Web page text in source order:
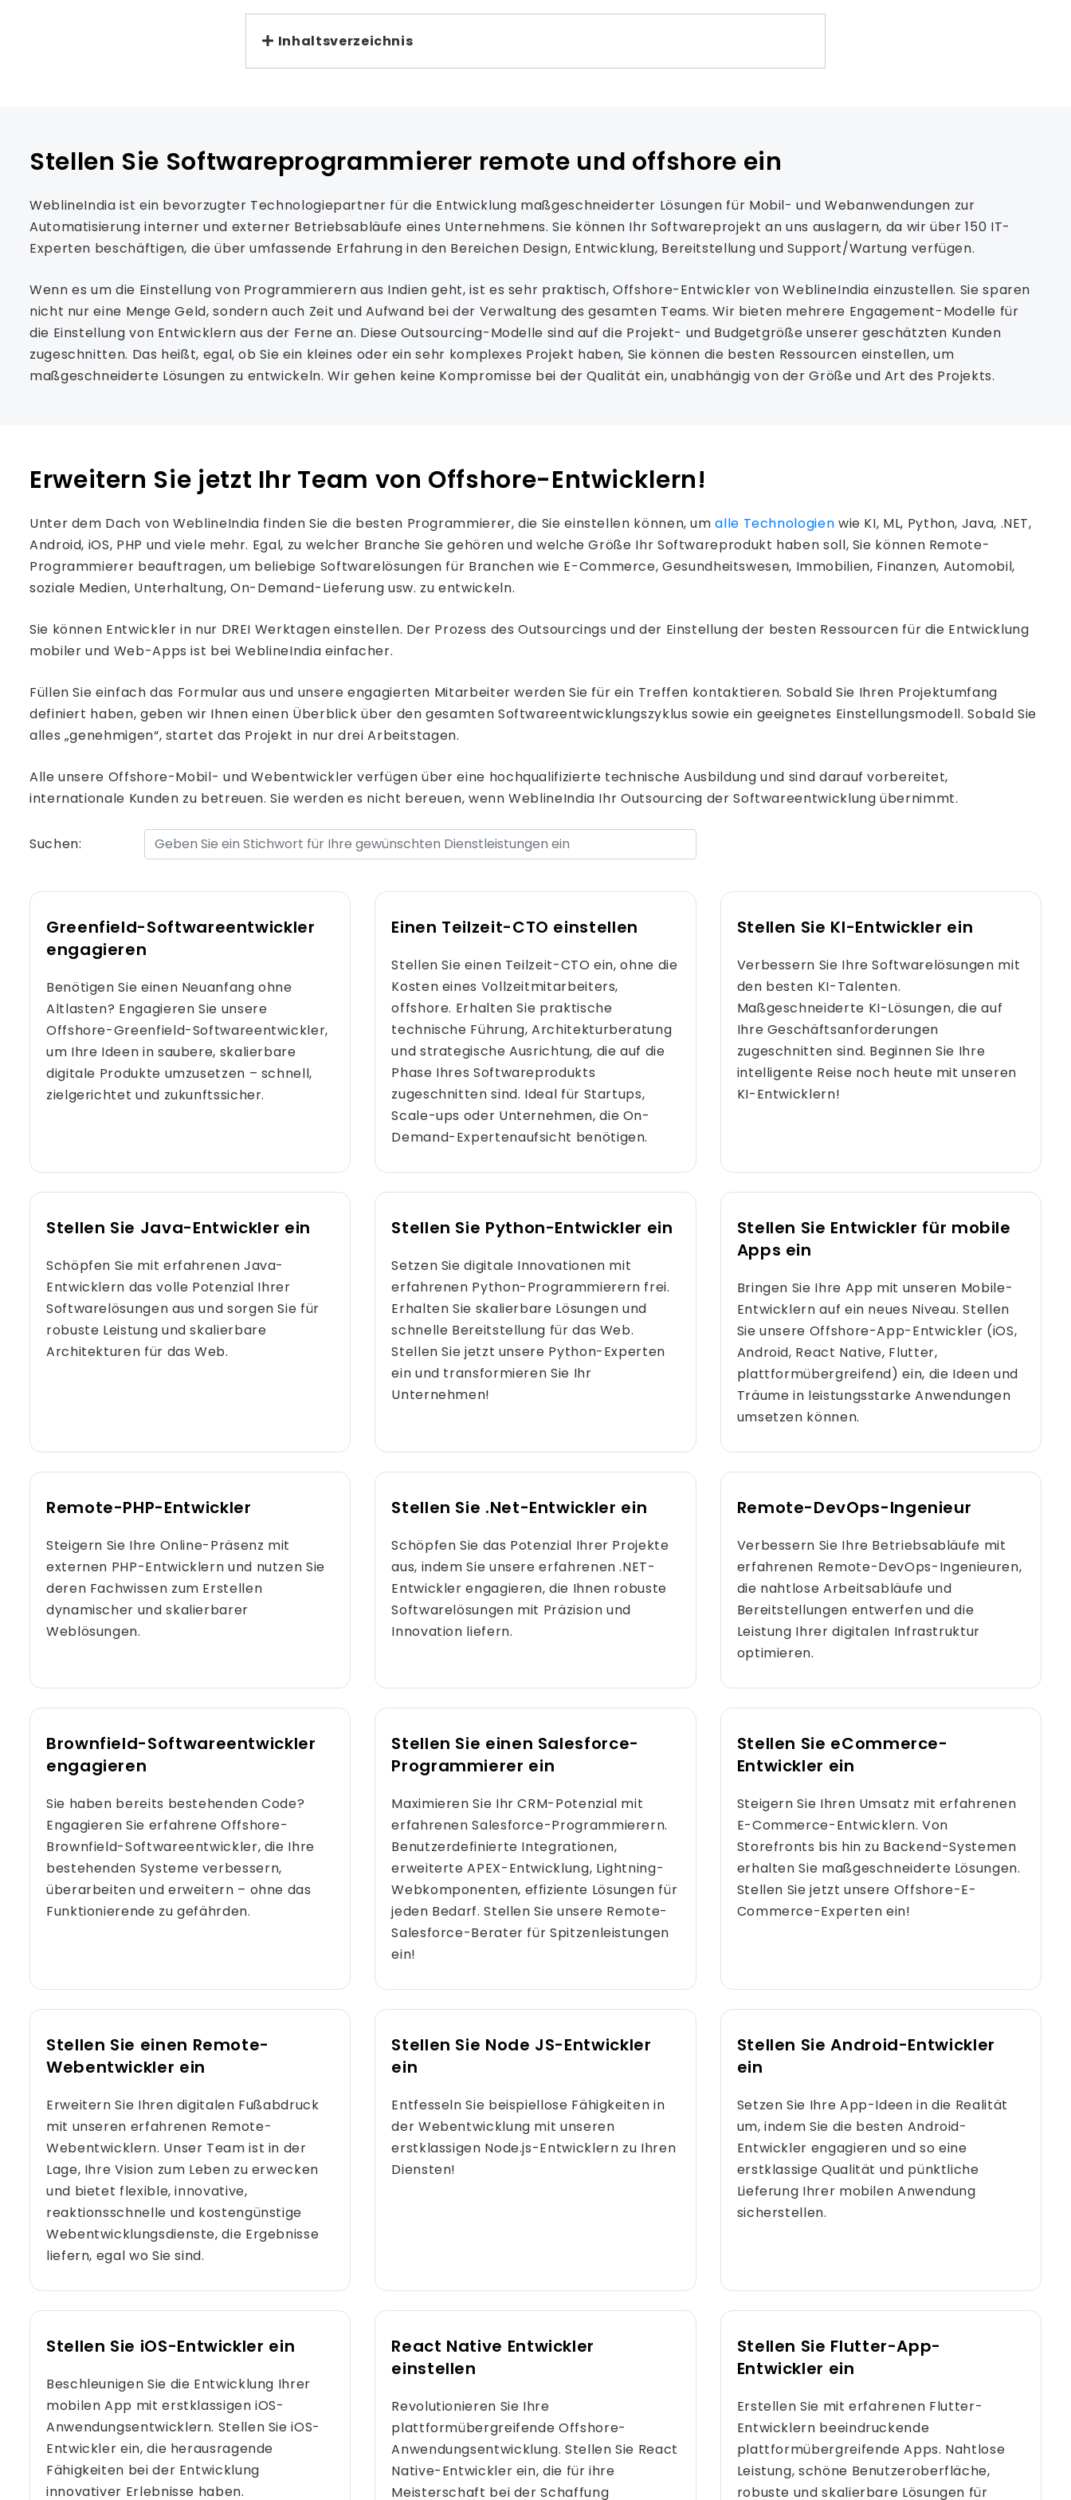
Inhaltsverzeichnis
Stellen Sie Softwareprogrammierer remote und offshore ein
WeblineIndia ist ein bevorzugter Technologiepartner für die Entwicklung maßgeschneiderter Lösungen für Mobil- und Webanwendungen zur
Automatisierung interner und externer Betriebsabläufe eines Unternehmens. Sie können Ihr Softwareprojekt an uns auslagern, da wir über 150 IT-
Experten beschäftigen, die über umfassende Erfahrung in den Bereichen Design, Entwicklung, Bereitstellung und Support/Wartung verfügen.
Wenn es um die Einstellung von Programmierern aus Indien geht, ist es sehr praktisch, Offshore-Entwickler von WeblineIndia einzustellen. Sie sparen
nicht nur eine Menge Geld, sondern auch Zeit und Aufwand bei der Verwaltung des gesamten Teams. Wir bieten mehrere Engagement-Modelle für
die Einstellung von Entwicklern aus der Ferne an. Diese Outsourcing-Modelle sind auf die Projekt- und Budgetgröße unserer geschätzten Kunden
zugeschnitten. Das heißt, egal, ob Sie ein kleines oder ein sehr komplexes Projekt haben, Sie können die besten Ressourcen einstellen, um
maßgeschneiderte Lösungen zu entwickeln. Wir gehen keine Kompromisse bei der Qualität ein, unabhängig von der Größe und Art des Projekts.
Erweitern Sie jetzt Ihr Team von Offshore-Entwicklern!
Unter dem Dach von WeblineIndia finden Sie die besten Programmierer, die Sie einstellen können, umalle Technologien wie KI, ML, Python, Java, .NET,
Android, iOS, PHP und viele mehr. Egal, zu welcher Branche Sie gehören und welche Größe Ihr Softwareprodukt haben soll, Sie können Remote-
Programmierer beauftragen, um beliebige Softwarelösungen für Branchen wie E-Commerce, Gesundheitswesen, Immobilien, Finanzen, Automobil,
soziale Medien, Unterhaltung, On-Demand-Lieferung usw. zu entwickeln.
Sie können Entwickler in nur DREI Werktagen einstellen. Der Prozess des Outsourcings und der Einstellung der besten Ressourcen für die Entwicklung
mobiler und Web-Apps ist bei WeblineIndia einfacher.
Füllen Sie einfach das Formular aus und unsere engagierten Mitarbeiter werden Sie für ein Treffen kontaktieren. Sobald Sie Ihren Projektumfang
definiert haben, geben wir Ihnen einen Überblick über den gesamten Softwareentwicklungszyklus sowie ein geeignetes Einstellungsmodell. Sobald Sie
alles „genehmigen“, startet das Projekt in nur drei Arbeitstagen.
Alle unsere Offshore-Mobil- und Webentwickler verfügen über eine hochqualifizierte technische Ausbildung und sind darauf vorbereitet,
internationale Kunden zu betreuen. Sie werden es nicht bereuen, wenn WeblineIndia Ihr Outsourcing der Softwareentwicklung übernimmt.
Suchen:
Greenfield-Softwareentwickler
engagieren
Benötigen Sie einen Neuanfang ohne
Altlasten? Engagieren Sie unsere
Offshore-Greenfield-Softwareentwickler,
um Ihre Ideen in saubere, skalierbare
digitale Produkte umzusetzen – schnell,
zielgerichtet und zukunftssicher.
Einen Teilzeit-CTO einstellen
Stellen Sie einen Teilzeit-CTO ein, ohne die
Kosten eines Vollzeitmitarbeiters,
offshore. Erhalten Sie praktische
technische Führung, Architekturberatung
und strategische Ausrichtung, die auf die
Phase Ihres Softwareprodukts
zugeschnitten sind. Ideal für Startups,
Scale-ups oder Unternehmen, die On-
Demand-Expertenaufsicht benötigen.
Stellen Sie KI-Entwickler ein
Verbessern Sie Ihre Softwarelösungen mit
den besten KI-Talenten.
Maßgeschneiderte KI-Lösungen, die auf
Ihre Geschäftsanforderungen
zugeschnitten sind. Beginnen Sie Ihre
intelligente Reise noch heute mit unseren
KI-Entwicklern!
Stellen Sie Java-Entwickler ein
Schöpfen Sie mit erfahrenen Java-
Entwicklern das volle Potenzial Ihrer
Softwarelösungen aus und sorgen Sie für
robuste Leistung und skalierbare
Architekturen für das Web.
Stellen Sie Python-Entwickler ein
Setzen Sie digitale Innovationen mit
erfahrenen Python-Programmierern frei.
Erhalten Sie skalierbare Lösungen und
schnelle Bereitstellung für das Web.
Stellen Sie jetzt unsere Python-Experten
ein und transformieren Sie Ihr
Unternehmen!
Stellen Sie Entwickler für mobile
Apps ein
Bringen Sie Ihre App mit unseren Mobile-
Entwicklern auf ein neues Niveau. Stellen
Sie unsere Offshore-App-Entwickler (iOS,
Android, React Native, Flutter,
plattformübergreifend) ein, die Ideen und
Träume in leistungsstarke Anwendungen
umsetzen können.
Remote-PHP-Entwickler
Steigern Sie Ihre Online-Präsenz mit
externen PHP-Entwicklern und nutzen Sie
deren Fachwissen zum Erstellen
dynamischer und skalierbarer
Weblösungen.
Stellen Sie .Net-Entwickler ein
Schöpfen Sie das Potenzial Ihrer Projekte
aus, indem Sie unsere erfahrenen .NET-
Entwickler engagieren, die Ihnen robuste
Softwarelösungen mit Präzision und
Innovation liefern.
Remote-DevOps-Ingenieur
Verbessern Sie Ihre Betriebsabläufe mit
erfahrenen Remote-DevOps-Ingenieuren,
die nahtlose Arbeitsabläufe und
Bereitstellungen entwerfen und die
Leistung Ihrer digitalen Infrastruktur
optimieren.
Brownfield-Softwareentwickler
engagieren
Sie haben bereits bestehenden Code?
Engagieren Sie erfahrene Offshore-
Brownfield-Softwareentwickler, die Ihre
bestehenden Systeme verbessern,
überarbeiten und erweitern – ohne das
Funktionierende zu gefährden.
Stellen Sie einen Salesforce-
Programmierer ein
Maximieren Sie Ihr CRM-Potenzial mit
erfahrenen Salesforce-Programmierern.
Benutzerdefinierte Integrationen,
erweiterte APEX-Entwicklung, Lightning-
Webkomponenten, effiziente Lösungen für
jeden Bedarf. Stellen Sie unsere Remote-
Salesforce-Berater für Spitzenleistungen
ein!
Stellen Sie eCommerce-
Entwickler ein
Steigern Sie Ihren Umsatz mit erfahrenen
E-Commerce-Entwicklern. Von
Storefronts bis hin zu Backend-Systemen
erhalten Sie maßgeschneiderte Lösungen.
Stellen Sie jetzt unsere Offshore-E-
Commerce-Experten ein!
Stellen Sie einen Remote-
Webentwickler ein
Erweitern Sie Ihren digitalen Fußabdruck
mit unseren erfahrenen Remote-
Webentwicklern. Unser Team ist in der
Lage, Ihre Vision zum Leben zu erwecken
und bietet flexible, innovative,
reaktionsschnelle und kostengünstige
Webentwicklungsdienste, die Ergebnisse
liefern, egal wo Sie sind.
Stellen Sie Node JS-Entwickler
ein
Entfesseln Sie beispiellose Fähigkeiten in
der Webentwicklung mit unseren
erstklassigen Node.js-Entwicklern zu Ihren
Diensten!
Stellen Sie Android-Entwickler
ein
Setzen Sie Ihre App-Ideen in die Realität
um, indem Sie die besten Android-
Entwickler engagieren und so eine
erstklassige Qualität und pünktliche
Lieferung Ihrer mobilen Anwendung
sicherstellen.
Stellen Sie iOS-Entwickler ein
Beschleunigen Sie die Entwicklung Ihrer
mobilen App mit erstklassigen iOS-
Anwendungsentwicklern. Stellen Sie iOS-
Entwickler ein, die herausragende
Fähigkeiten bei der Entwicklung
innovativer Erlebnisse haben.
React Native Entwickler
einstellen
Revolutionieren Sie Ihre
plattformübergreifende Offshore-
Anwendungsentwicklung. Stellen Sie React
Native-Entwickler ein, die für ihre
Meisterschaft bei der Schaffung
Stellen Sie Flutter-App-
Entwickler ein
Erstellen Sie mit erfahrenen Flutter-
Entwicklern beeindruckende
plattformübergreifende Apps. Nahtlose
Leistung, schöne Benutzeroberfläche,
robuste und skalierbare Lösungen für